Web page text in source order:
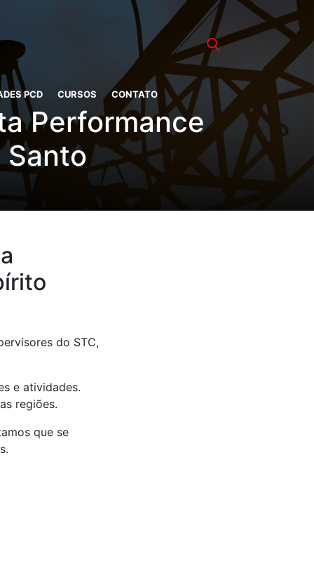
PCD CURSOS CONTATO
Performance
Santo
do STC,
e atividades.
regiões.
que se